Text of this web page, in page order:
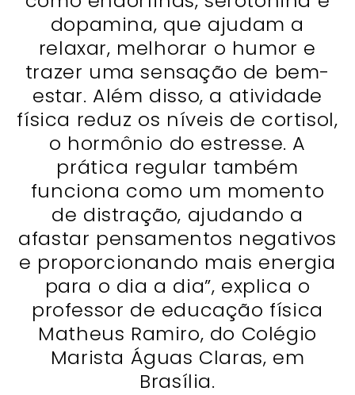
dopamina, que ajudam a
relaxar, melhorar o humor e
trazer uma sensação de bem-
estar. Além disso, a atividade
física reduz os níveis de cortisol,
o hormônio do estresse. A
prática regular também
funciona como um momento
de distração, ajudando a
afastar pensamentos negativos
e proporcionando mais energia
para o dia a dia”, explica o
professor de educação física
Matheus Ramiro, do Colégio
Marista Águas Claras, em
Brasília.